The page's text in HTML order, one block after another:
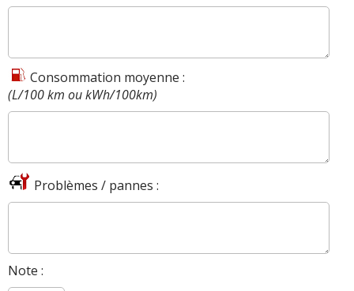
Consommation
Bruit moteur:2aiment
Consommation moyenne :
(L/100 km ou kWh/100km)
Problèmes / pannes :
Note :